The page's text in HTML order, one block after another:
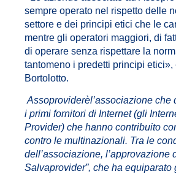
sempre operato nel rispetto delle
settore e dei principi etici che le
mentre gli operatori maggiori, di
di operare senza rispettare la
tantomeno i predetti principi etici»,
Bortolotto.
Assoproviderèl’associazione che
i primi fornitori di Internet (gli
Provider) che hanno contribuito
contro le multinazionali. Tra le
dell’associazione, l’approvazione
Salvaprovider”, che ha equiparato